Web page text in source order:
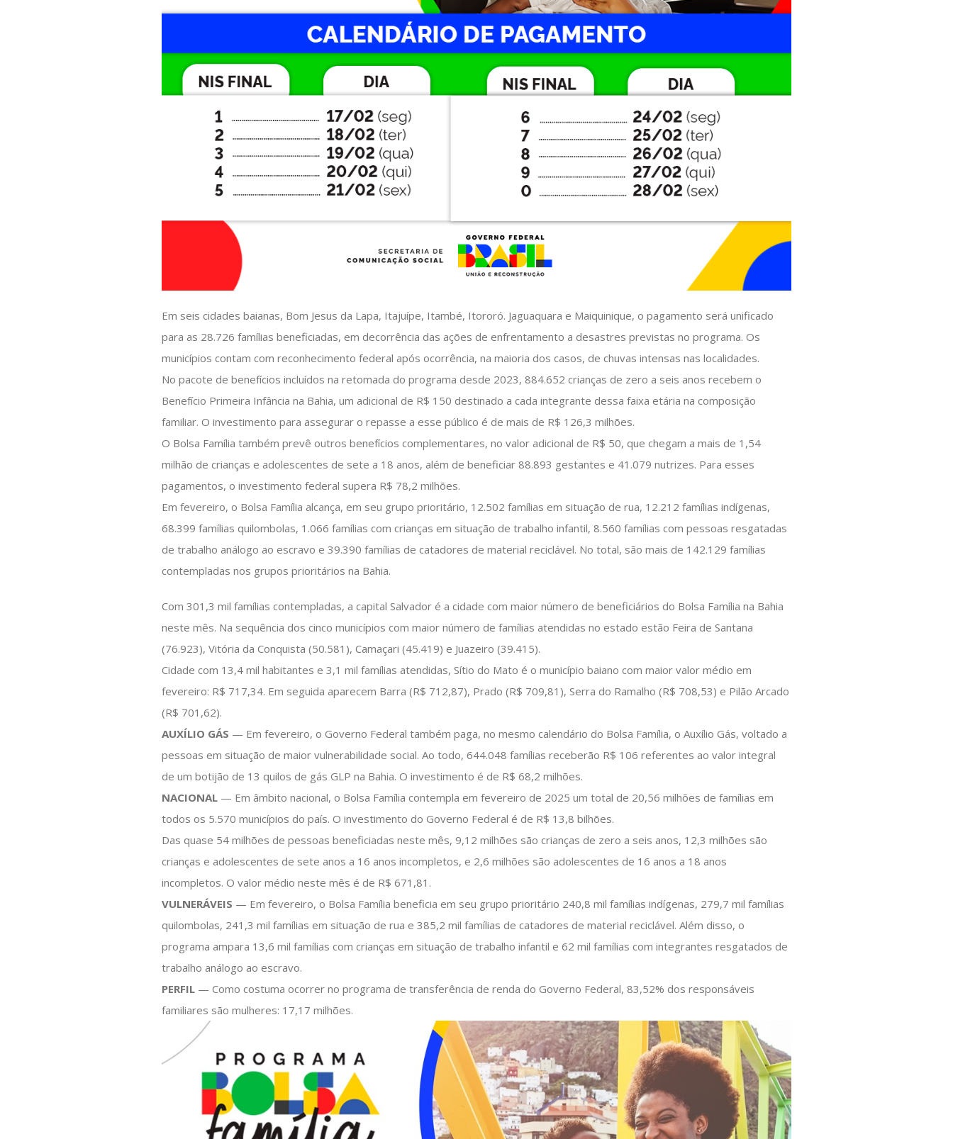
Em seis cidades baianas, Bom Jesus da Lapa, Itajuípe, Itambé, Itororó. Jaguaquara e Maiquinique, o pagamento será unificado
para as 28.726 famílias beneficiadas, em decorrência das ações de enfrentamento a desastres previstas no programa. Os
municípios contam com reconhecimento federal após ocorrência, na maioria dos casos, de chuvas intensas nas localidades.
No pacote de benefícios incluídos na retomada do programa desde 2023, 884.652 crianças de zero a seis anos recebem o
Benefício Primeira Infância na Bahia, um adicional de R$ 150 destinado a cada integrante dessa faixa etária na composição
familiar. O investimento para assegurar o repasse a esse público é de mais de R$ 126,3 milhões.
O Bolsa Família também prevê outros benefícios complementares, no valor adicional de R$ 50, que chegam a mais de 1,54
milhão de crianças e adolescentes de sete a 18 anos, além de beneficiar 88.893 gestantes e 41.079 nutrizes. Para esses
pagamentos, o investimento federal supera R$ 78,2 milhões.
Em fevereiro, o Bolsa Família alcança, em seu grupo prioritário, 12.502 famílias em situação de rua, 12.212 famílias indígenas,
68.399 famílias quilombolas, 1.066 famílias com crianças em situação de trabalho infantil, 8.560 famílias com pessoas resgatadas
de trabalho análogo ao escravo e 39.390 famílias de catadores de material reciclável. No total, são mais de 142.129 famílias
contempladas nos grupos prioritários na Bahia.
Com 301,3 mil famílias contempladas, a capital Salvador é a cidade com maior número de beneficiários do Bolsa Família na Bahia
neste mês. Na sequência dos cinco municípios com maior número de famílias atendidas no estado estão Feira de Santana
(76.923), Vitória da Conquista (50.581), Camaçari (45.419) e Juazeiro (39.415).
Cidade com 13,4 mil habitantes e 3,1 mil famílias atendidas, Sítio do Mato é o município baiano com maior valor médio em
fevereiro: R$ 717,34. Em seguida aparecem Barra (R$ 712,87), Prado (R$ 709,81), Serra do Ramalho (R$ 708,53) e Pilão Arcado
(R$ 701,62).
AUXÍLIO GÁS — Em fevereiro, o Governo Federal também paga, no mesmo calendário do Bolsa Família, o Auxílio Gás, voltado a
pessoas em situação de maior vulnerabilidade social. Ao todo, 644.048 famílias receberão R$ 106 referentes ao valor integral
de um botijão de 13 quilos de gás GLP na Bahia. O investimento é de R$ 68,2 milhões.
NACIONAL — Em âmbito nacional, o Bolsa Família contempla em fevereiro de 2025 um total de 20,56 milhões de famílias em
todos os 5.570 municípios do país. O investimento do Governo Federal é de R$ 13,8 bilhões.
Das quase 54 milhões de pessoas beneficiadas neste mês, 9,12 milhões são crianças de zero a seis anos, 12,3 milhões são
crianças e adolescentes de sete anos a 16 anos incompletos, e 2,6 milhões são adolescentes de 16 anos a 18 anos
incompletos. O valor médio neste mês é de R$ 671,81.
VULNERÁVEIS — Em fevereiro, o Bolsa Família beneficia em seu grupo prioritário 240,8 mil famílias indígenas, 279,7 mil famílias
quilombolas, 241,3 mil famílias em situação de rua e 385,2 mil famílias de catadores de material reciclável. Além disso, o
programa ampara 13,6 mil famílias com crianças em situação de trabalho infantil e 62 mil famílias com integrantes resgatados de
trabalho análogo ao escravo.
PERFIL — Como costuma ocorrer no programa de transferência de renda do Governo Federal, 83,52% dos responsáveis
familiares são mulheres: 17,17 milhões.